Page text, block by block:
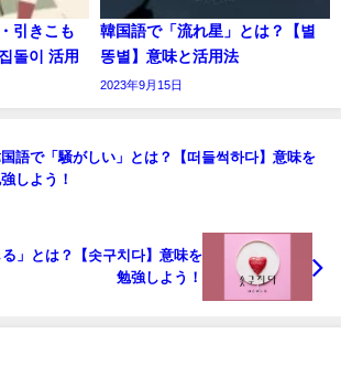
引きこも
돌이 活用
韓国語で「流れ星」とは？【별
똥별】意味と活用法
2023年9月15日
語で「騒がしい」とは？【떠들썩하다】意味を
しよう！
」とは？【솟구치다】意味を
勉強しよう！